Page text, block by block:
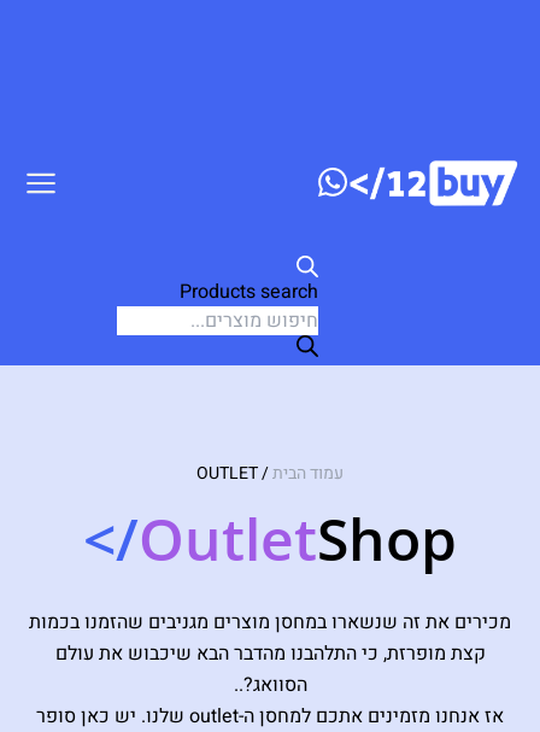
Products search
עמוד הבית/ OUTLET
Shop
Outlet
/>
מכירים את זה שנשארו במחסן מוצרים מגניבים שהזמנו בכמות
קצת מופרזת, כי התלהבנו מהדבר הבא שיכבוש את עולם
הסוואג?..
אז אנחנו מזמינים אתכם למחסן ה-outlet שלנו. יש כאן סופר